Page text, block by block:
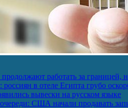
работать за границей,
в отеле Египта грубо
вывески на русском языке
США начали продавать